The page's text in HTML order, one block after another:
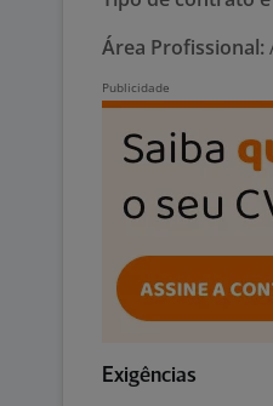
Área Profissional:
Exigências